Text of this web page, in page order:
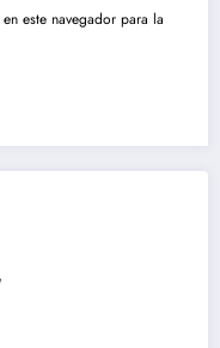
este navegador para la